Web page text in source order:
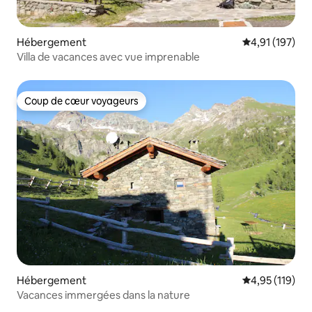
Hébergement Évaluation
4,91 (197)
Villa de vacances avec vue imprenable
Coup de cœur voyageurs
Coup de cœur voyageurs
Hébergement Évaluation
4,95 (119)
Vacances immergées dans la nature